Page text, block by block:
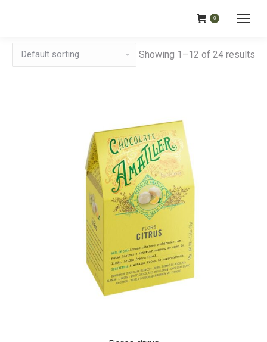
0
Showing 1–12 of 24 results